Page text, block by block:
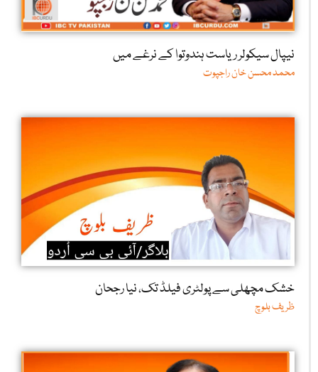
نیپال سیکولر ریاست ہندوتوا کے نرغے میں
محمد محسن خان راجپوت
خشک مچھلی سے پولٹری فیلڈ تک، نیا رجحان
ظریف بلوچ